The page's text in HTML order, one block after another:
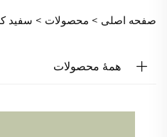
صفحه اصلی > محصولات > سفید
همهٔ محصولات